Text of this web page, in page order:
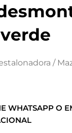
/
WHATSAPP O